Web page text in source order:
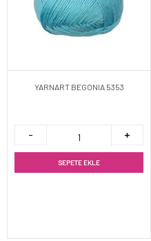
YARNART BEGONIA 5353
SEPETE EKLE